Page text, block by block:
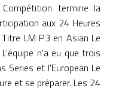
termine la
aux 24 Heures
LM P3 en Asian Le
n'a eu que trois
Series et l'European Le
et se préparer. Les 24